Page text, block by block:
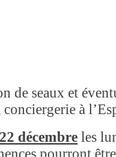
de seaux et
à
décembre les